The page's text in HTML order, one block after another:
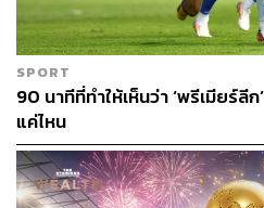
SPORT
90 นาทีที่ทำให้เห็นว่า ‘พรีเมียร์ลีก
แค่ไหน